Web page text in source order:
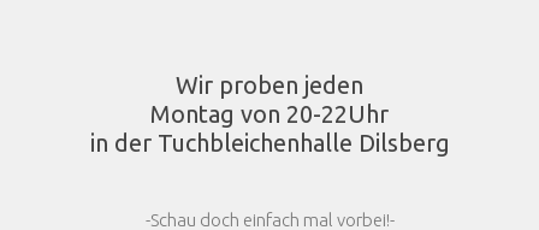
Wir proben jeden
Montag von 20-22Uhr
in der Tuchbleichenhalle Dilsberg
-Schau doch einfach mal vorbei!-